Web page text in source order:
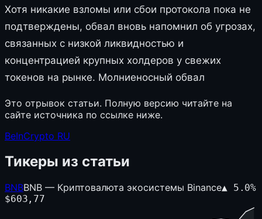
Хотя никакие взломы или сбои протокола пока не
подтверждены, обвал вновь напомнил об угрозах,
связанных с низкой ликвидностью и
концентрацией крупных холдеров у свежих
токенов на рынке. Молниеносный обвал
Это отрывок статьи. Полную версию читайте на
сайте источника по ссылке ниже.
BeInCrypto RU
Тикеры из статьи
BNBBNB — Криптовалюта экосистемы Binance▲ 5.0%
$603,77